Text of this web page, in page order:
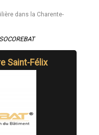
à Aigrefeuille-d'Aunis
à Sainte-Soulle
à Chaniers
Bourcefranc-le-Chapus
à Échillais
à Montendre
à Sainte-Marie-de-Ré
à Soubise
à La Flotte
dans la Charente-
Saint-Félix